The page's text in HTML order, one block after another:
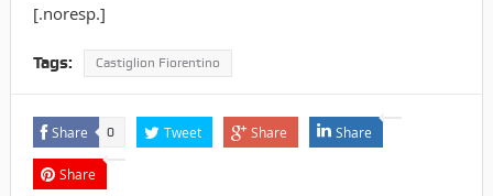
[.noresp.]
Tags: Castiglion Fiorentino
Share 0 Tweet Share Share
Share